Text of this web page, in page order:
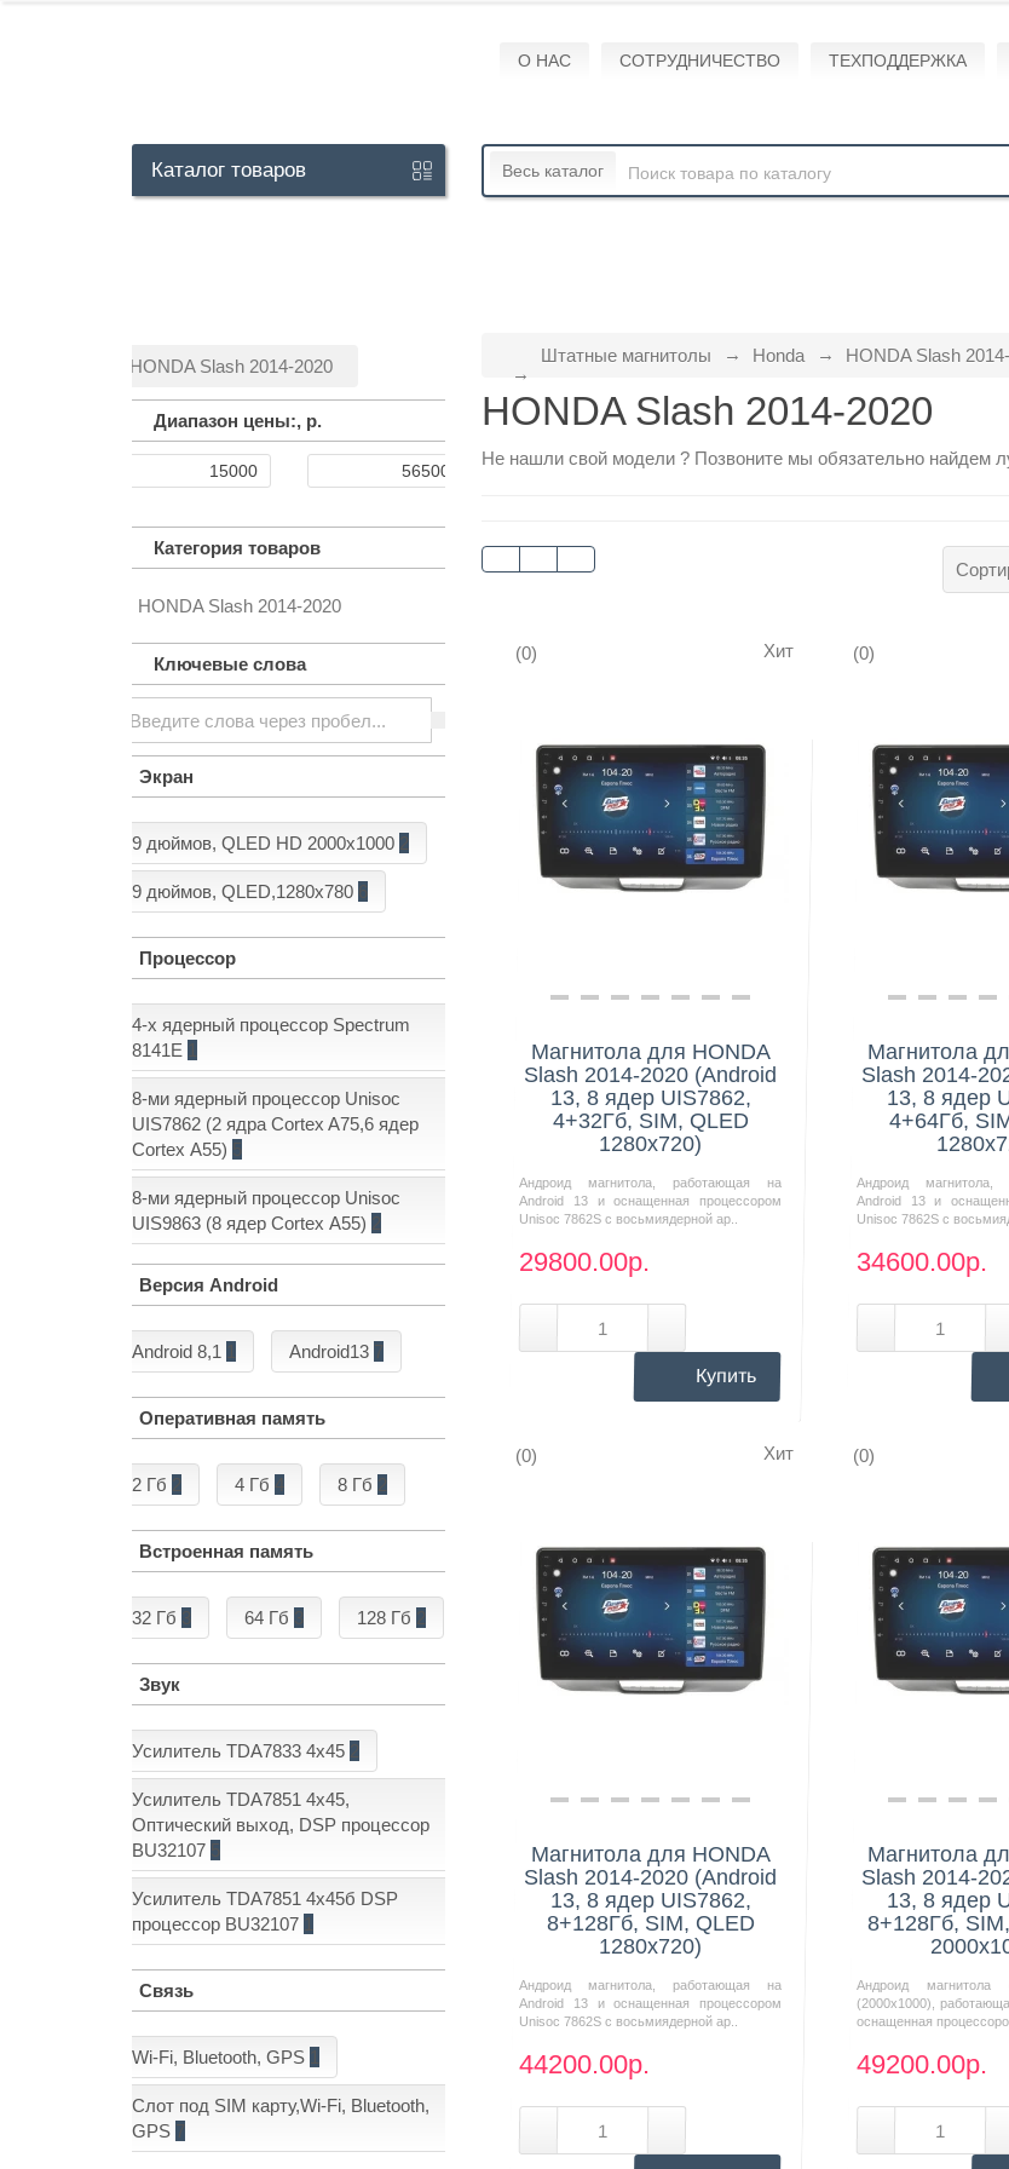
О НАС СОТРУДНИЧЕСТВО ТЕХПОДДЕРЖКА
Каталог товаров Весь каталог
HONDA Slash 2014-2020
Диапазон цены:, р.
Категория товаров
HONDA Slash 2014-2020
Ключевые слова
Экран
9 дюймов, QLED HD 2000x1000
9 дюймов, QLED,1280x780 6
Процессор
4-х ядерный процессор Spectrum
8141E 1
8-ми ядерный процессор Unisoc
UIS7862 (2 ядра Cortex A75,6 ядер
Cortex А55) 5
8-ми ядерный процессор Unisoc
UIS9863 (8 ядер Cortex А55)
Версия Android
Android 8,1 1 Android13 7
Оперативная память
2 Гб 4 Гб 4 8 Гб
Встроенная память
32 Гб 3 64 Гб 3 128 Гб
Звук
Усилитель TDA7833 4x45
Усилитель TDA7851 4x45,
Оптический выход, DSP процессор
BU32107 5
Усилитель TDA7851 4x45б DSP
процессор BU32107 1
Связь
Wi-Fi, Bluetooth, GPS 1
Слот под SIM карту,Wi-Fi, Bluetooth,
GPS 7
Штатные магнитолы Honda HONDA Slash
HONDA Slash 2014-2020
Не нашли свой модели ? Позвоните мы обязательно найдем
(0) Хит
Нашли дешевле?
Магнитола для HONDA
Slash 2014-2020 (Android
13, 8 ядер UIS7862,
4+32Гб, SIM, QLED
1280x720)
Андроид магнитола, работающая на
Android 13 и оснащенная процессором
Unisoc 7862S с восьмиядерной ар..
29800.00р.
Купить
(0)
Нашли
Магнитола
Slash 2014-
13, 8 ядер
4+64Гб,
Андроид
Android 13 и
Unisoc 7862S с
34600.00р.
(0) Хит
Нашли дешевле?
Магнитола для HONDA
Slash 2014-2020 (Android
13, 8 ядер UIS7862,
8+128Гб, SIM, QLED
1280x720)
Андроид магнитола, работающая на
Android 13 и оснащенная процессором
Unisoc 7862S с восьмиядерной ар..
44200.00р.
(0)
Нашли
Магнитола
Slash 2014-
13, 8 ядер
8+128Гб,
Андроид
(2000х1000),
оснащенная
49200.00р.